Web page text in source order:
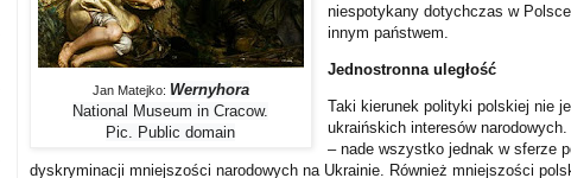
Jan Matejko: Wernyhora
National Museum in Cracow.
Pic. Public domain
niespotykany dotychczas w
innym państwem.
Jednostronna uległość
Taki kierunek polityki polskiej nie
ukraińskich interesów
– nade wszystko jednak w sferze
dyskryminacji mniejszości narodowych na Ukrainie. Również mniejszości